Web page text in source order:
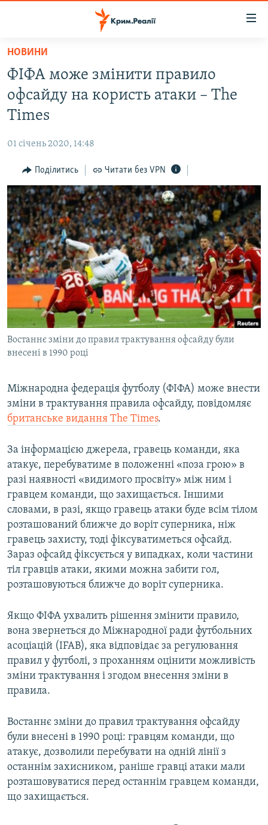
Перейти
основного
матеріалу
Перейти
до
основної
Перейти
до
пошуку
ВОДА.КРИМ
ВІДЕО ТА ФОТО
БЛОГИ
ПОГЛЯД
ІНТЕРВ'Ю
ВСЕ ЗА ДЕНЬ
СПЕЦПРОЕКТИ
ДЕПОРТАЦІЯ
ВІДЕОУРОКИ «ELIFBE»
СВІДЧЕННЯ ОКУПАЦІЇ
УКРАЇНСЬКА ПРОБЛЕМА КРИМУ
ІНФОГРАФІКА
ЯК ОБІЙТИ БЛОКУВАННЯ
Русский
Qırımtatar
ДОЛУЧАЙСЯ!
Усі сайти RFE/RL
НОВИНИ
ФІФА може змінити правило
офсайду на користь атаки – The
Times
01 січень 2020, 14:48
Поділитись Читати без VPN
Востаннє зміни до правил трактування офсайду були
внесені в 1990 році
Міжнародна федерація футболу (ФІФА) може внести
зміни в трактування правила офсайду, повідомляє
британське видання The Times.
За інформацією джерела, гравець команди, яка
атакує, перебуватиме в положенні «поза грою» в
разі наявності «видимого просвіту» між ним і
гравцем команди, що захищається. Іншими
словами, в разі, якщо гравець атаки буде всім тілом
розташований ближче до воріт суперника, ніж
гравець захисту, тоді фіксуватиметься офсайд.
Зараз офсайд фіксується у випадках, коли частини
тіл гравців атаки, якими можна забити гол,
розташовуються ближче до воріт суперника.
Якщо ФІФА ухвалить рішення змінити правило,
вона звернеться до Міжнародної ради футбольних
асоціацій (IFAB), яка відповідає за регулювання
правил у футболі, з проханням оцінити можливість
зміни трактування і згодом внесення зміни в
правила.
Востаннє зміни до правил трактування офсайду
були внесені в 1990 році: гравцям команди, що
атакує, дозволили перебувати на одній лінії з
останнім захисником, раніше гравці атаки мали
розташовуватися перед останнім гравцем команди,
що захищається.